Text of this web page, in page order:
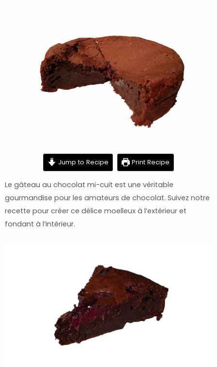
Jump to Recipe Print Recipe
Le gâteau au chocolat mi-cuit est une véritable
gourmandise pour les amateurs de chocolat. Suivez notre
recette pour créer ce délice moelleux à l’extérieur et
fondant à l’intérieur.
minutes minutes